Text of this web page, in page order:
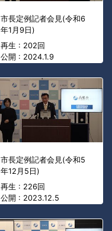
市長定例記者会見(令和6
年1月9日)
再生 : 202回
公開 : 2024.1.9
市長定例記者会見(令和5
年12月5日)
再生 : 226回
公開 : 2023.12.5